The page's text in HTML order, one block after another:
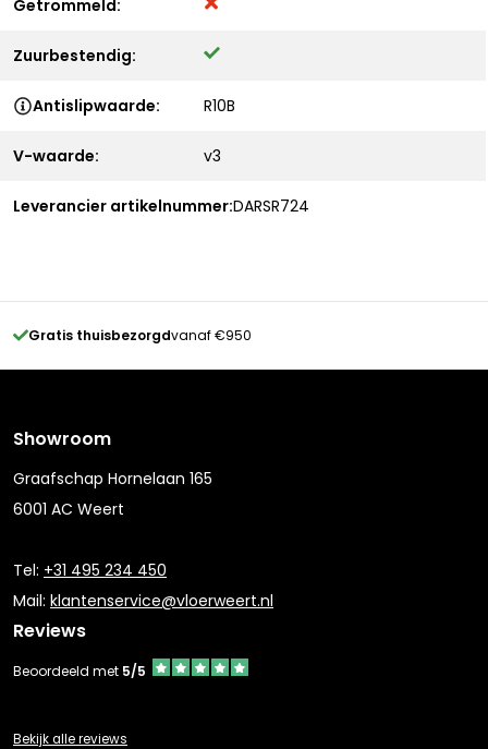
Getrommeld:
Zuurbestendig:
Antislipwaarde: R10B
V-waarde: v3
Leverancier artikelnummer:DARSR724
Gratis thuisbezorgdvanaf €950
Showroom
Graafschap Hornelaan 165
6001 AC Weert
Tel: +31 495 234 450
Mail: klantenservice@vloerweert.nl
Reviews
Beoordeeld met 5/5
Bekijk alle reviews